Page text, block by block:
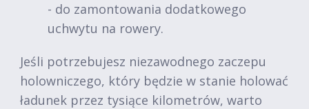
- do zamontowania dodatkowego
uchwytu na rowery.
Jeśli potrzebujesz niezawodnego zaczepu
holowniczego, który będzie w stanie holować
ładunek przez tysiące kilometrów, warto